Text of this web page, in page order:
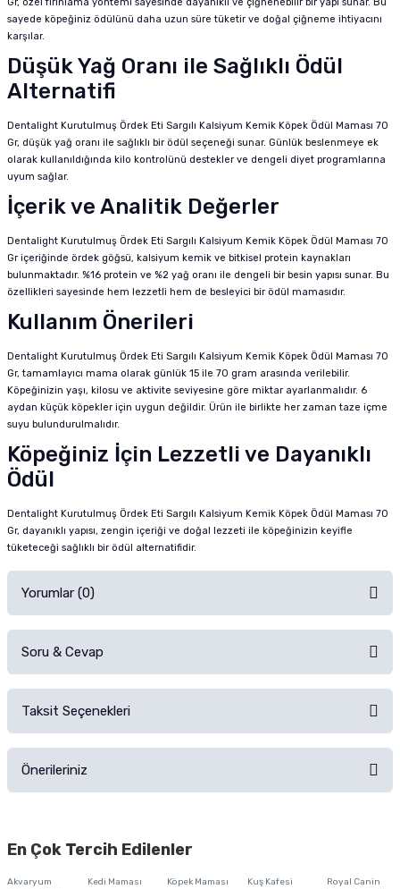
sayede köpeğiniz ödülünü daha uzun süre tüketir ve doğal çiğneme ihtiyacını
karşılar.
Düşük Yağ Oranı ile Sağlıklı Ödül
Alternatifi
Dentalight Kurutulmuş Ördek Eti Sargılı Kalsiyum Kemik Köpek Ödül Maması 70
Gr, düşük yağ oranı ile sağlıklı bir ödül seçeneği sunar. Günlük beslenmeye ek
olarak kullanıldığında kilo kontrolünü destekler ve dengeli diyet programlarına
uyum sağlar.
İçerik ve Analitik Değerler
Dentalight Kurutulmuş Ördek Eti Sargılı Kalsiyum Kemik Köpek Ödül Maması 70
Gr içeriğinde ördek göğsü, kalsiyum kemik ve bitkisel protein kaynakları
bulunmaktadır. %16 protein ve %2 yağ oranı ile dengeli bir besin yapısı sunar. Bu
özellikleri sayesinde hem lezzetli hem de besleyici bir ödül mamasıdır.
Kullanım Önerileri
Dentalight Kurutulmuş Ördek Eti Sargılı Kalsiyum Kemik Köpek Ödül Maması 70
Gr, tamamlayıcı mama olarak günlük 15 ile 70 gram arasında verilebilir.
Köpeğinizin yaşı, kilosu ve aktivite seviyesine göre miktar ayarlanmalıdır. 6
aydan küçük köpekler için uygun değildir. Ürün ile birlikte her zaman taze içme
suyu bulundurulmalıdır.
Köpeğiniz İçin Lezzetli ve Dayanıklı
Ödül
Dentalight Kurutulmuş Ördek Eti Sargılı Kalsiyum Kemik Köpek Ödül Maması 70
Gr, dayanıklı yapısı, zengin içeriği ve doğal lezzeti ile köpeğinizin keyifle
tüketeceği sağlıklı bir ödül alternatifidir.
Yorumlar (0)
Ürünü Satın Al ve Yorumla
Soru & Cevap
Taksit Seçenekleri
Önerileriniz
iletebilirsiniz.
En Çok Tercih Edilenler
Akvaryum
Kedi Maması
Köpek Maması
Kuş Kafesi
Royal Canin